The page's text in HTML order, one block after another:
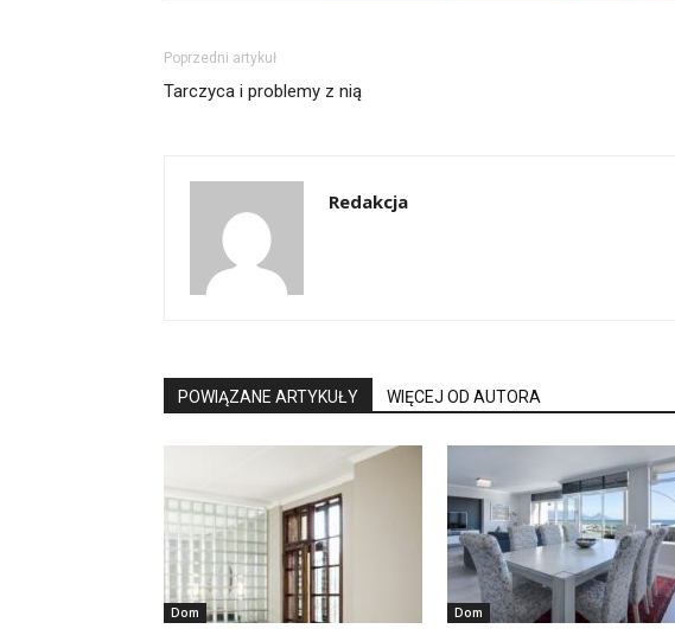
Poprzedni artykuł
Tarczyca i problemy z nią
Redakcja
POWIĄZANE ARTYKUŁY WIĘCEJ OD AUTORA
Dom Dom